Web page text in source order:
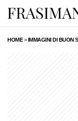
HOME>IMMAGINI DI BUON